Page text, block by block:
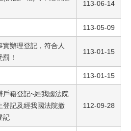
113-06-14
113-05-09
辦理登記，符合人
！
113-01-15
113-01-15
戶籍登記~經我國法院
登記及經我國法院撤
記
112-09-28